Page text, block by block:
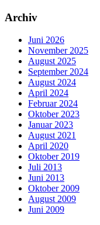
Archiv
Juni 2026
November 2025
August 2025
September 2024
August 2024
April 2024
Februar 2024
Oktober 2023
Januar 2023
August 2021
April 2020
Oktober 2019
Juli 2013
Juni 2013
Oktober 2009
August 2009
Juni 2009